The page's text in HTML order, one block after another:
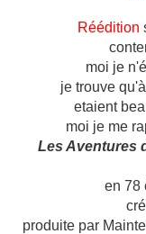
Réédition
moi je
je trouve
etaient
moi je me
Les Aventures
en 78
produite par